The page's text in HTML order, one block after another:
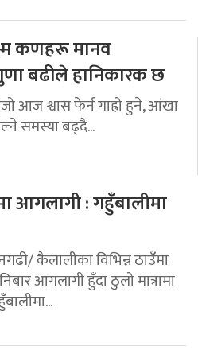
कणहरू मानव
बढीले हानिकारक छ
आज श्वास फेर्न गाह्रो हुने, आंखा
समस्या बढ्दै...
आगलागी : गहुँबालीमा
कैलालीका विभिन्न ठाउँमा
आगलागी हुँदा ठुलो मात्रामा